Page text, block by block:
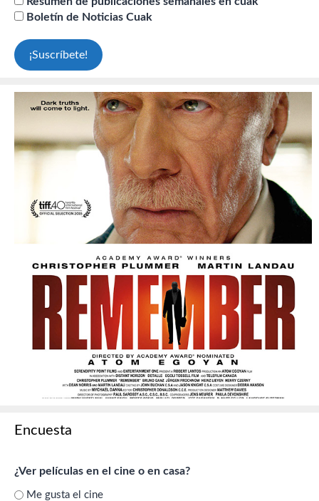
Boletín de Noticias Cuak
Encuesta
¿Ver películas en el cine o en casa?
Me gusta el cine